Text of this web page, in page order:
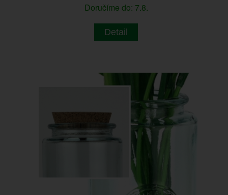
Doručíme do: 7.8.
Detail